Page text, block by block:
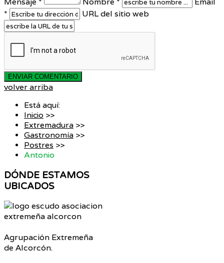
*
URL del sitio web
volver arriba
Está aquí:
Inicio >>
Extremadura >>
Gastronomía >>
Postres >>
Antonio
DÓNDE ESTAMOS
UBICADOS
Agrupación Extremeña
de Alcorcón.